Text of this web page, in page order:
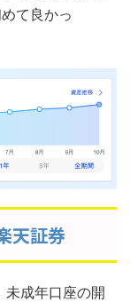
て良かっ
天証券
未成年口座の開